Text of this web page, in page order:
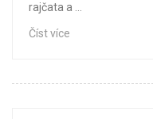
rajčata a ...
Číst více